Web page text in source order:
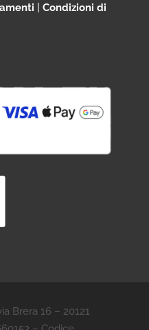
Condizioni di
Brera 16 – 20121